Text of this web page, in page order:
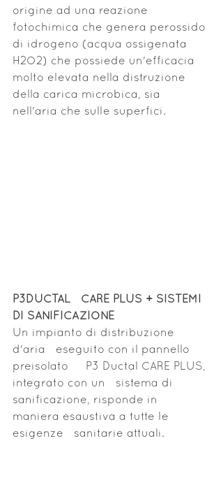
origine ad una reazione
fotochimica che genera perossido
di idrogeno (acqua ossigenata
H2O2) che possiede un'efficacia
molto elevata nella distruzione
della carica microbica, sia
nell'aria che sulle superfici.
P3DUCTAL   CARE PLUS + SISTEMI
DI SANIFICAZIONE
Un impianto di distribuzione
d'aria   eseguito con il pannello
preisolato     P3 Ductal CARE PLUS,
integrato con un   sistema di
sanificazione, risponde in
maniera esaustiva a tutte le
esigenze   sanitarie attuali.